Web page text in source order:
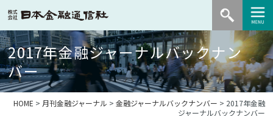
2017年金融ジャーナルバックナン
バー
HOME > 月刊金融ジャーナル > 金融ジャーナルバックナンバー > 2017年金融
ジャーナルバックナンバー